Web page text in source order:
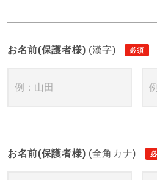
お名前(保護者様) (漢字)
お名前(保護者様) (全角カナ)